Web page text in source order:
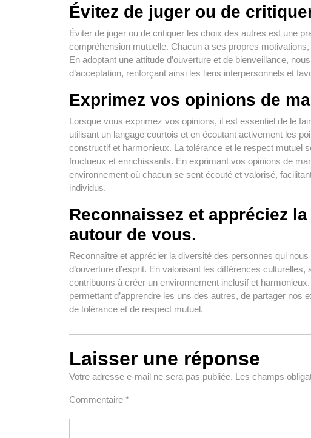
Évitez de juger ou de
Éviter de juger ou de critiquer les choix des autres est une
compréhension mutuelle. Chacun a ses propres
En adoptant une attitude d’ouverture et de bienveillance,
d’acceptation, renforçant ainsi les liens interpersonnels et
Exprimez vos opinions de
Lorsque vous exprimez vos opinions, il est essentiel de le
utilisant un langage courtois et en écoutant activement les
constructif et harmonieux. La tolérance et le respect mutuel
fructueux et enrichissants. En exprimant vos opinions de
environnement où chacun se sent écouté et valorisé,
individus.
Reconnaissez et appréciez
autour de vous.
Reconnaître et apprécier la diversité des personnes qui
d’ouverture d’esprit. En valorisant les différences
contribuons à créer un environnement inclusif et
permettant d’apprendre les uns des autres, de partager nos
de tolérance et de respect mutuel.
Laisser une réponse
Votre adresse e-mail ne sera pas publiée. Les champs
Commentaire *